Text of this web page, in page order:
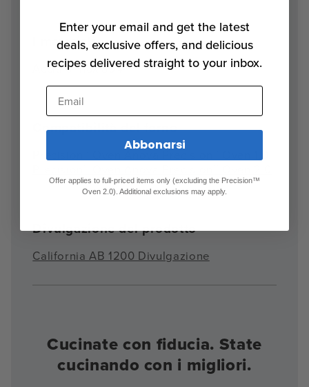
I materiali
Acciaio inox 304
Compatibilità del forno
Precision™ Oven Anova Precision™ Oven 1.0,
Divulgazione del prodotto
California AB 1200 Divulgazione
Cucinate con fiducia. State
cucinando con i migliori.
Enter your email and get the latest
deals, exclusive offers, and delicious
recipes delivered straight to your inbox.
Email
Abbonarsi
Offer applies to full-priced items only (excluding the Precision™
Oven 2.0). Additional exclusions may apply.